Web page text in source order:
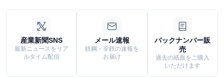
産業新聞SNS
最新ニュースをリア
ルタイム配信
メール速報
鉄鋼・非鉄の速報を
お届け
バックナンバー販
売
過去の紙面をご購入
いただけます